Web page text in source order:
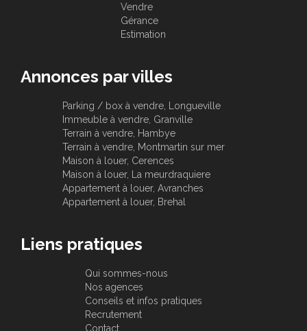
Vendre
Gérance
Estimation
Annonces par villes
Parking / box à vendre, Longueville
Immeuble à vendre, Granville
Terrain à vendre, Hambye
Terrain à vendre, Montmartin sur mer
Maison à louer, Cerences
Maison à louer, La meurdraquiere
Appartement à louer, Avranches
Appartement à louer, Brehal
Liens pratiques
Qui sommes-nous
Nos agences
Conseils et infos pratiques
Recrutement
Contact